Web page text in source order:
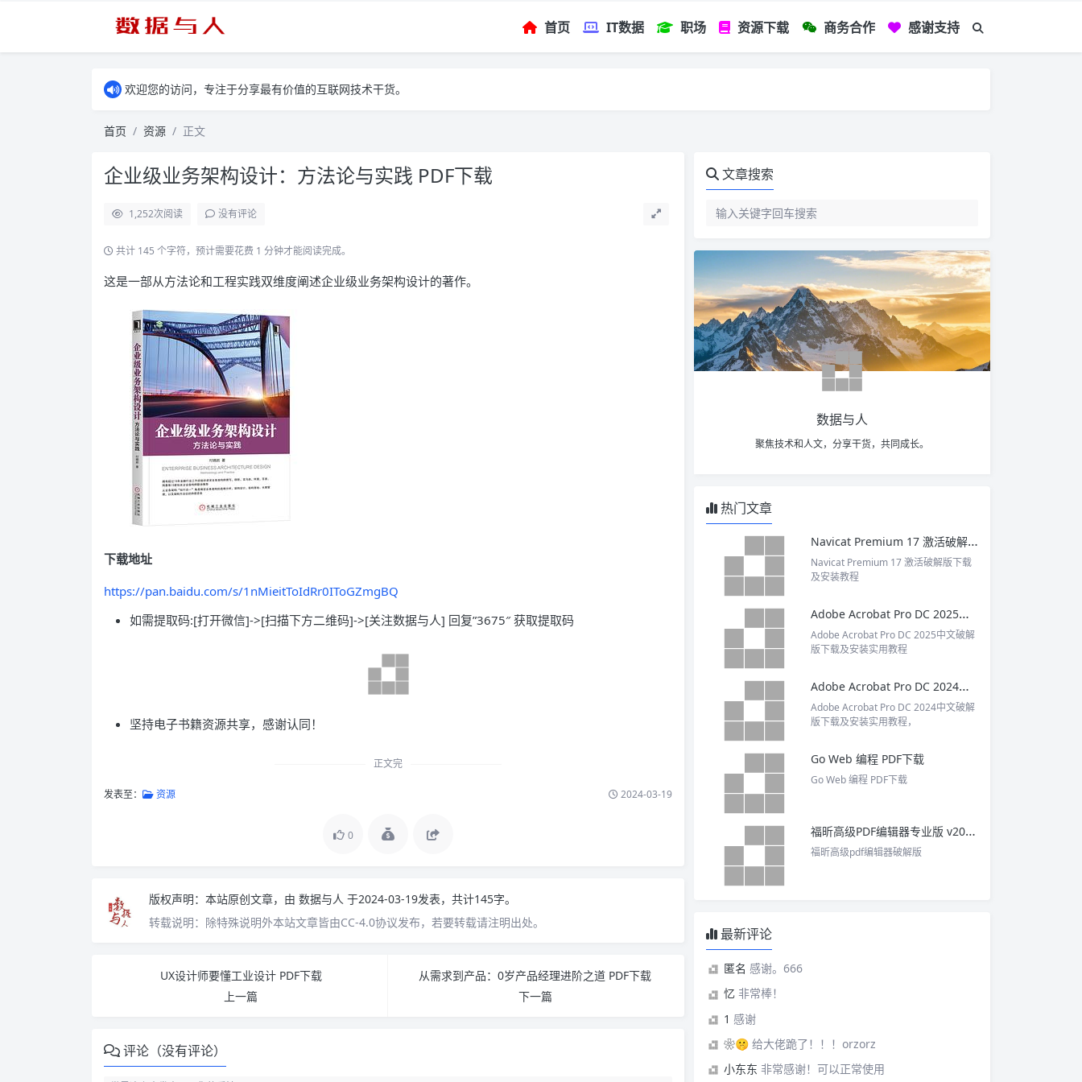
首页 IT数据 职场 资源下载 商务合作 感谢支持
欢迎您的访问，专注于分享最有价值的互联网技术干货。
首页 资源 正文
企业级业务架构设计：方法论与实践 PDF下载
1,252次阅读 没有评论
共计 145 个字符，预计需要花费 1 分钟才能阅读完成。
这是一部从方法论和工程实践双维度阐述企业级业务架构设计的著作。
下载地址
https://pan.baidu.com/s/1nMieitToIdRr0IToGZmgBQ
如需提取码:[打开微信]->[扫描下方二维码]->[关注数据与人] 回复”3675″ 获取提取码
坚持电子书籍资源共享，感谢认同！
正文完
发表至： 资源 2024-03-19
0
版权声明： 本站原创文章，由 数据与人 于2024-03-19发表，共计145字。
转载说明： 除特殊说明外本站文章皆由CC-4.0协议发布，若要转载请注明出处。
UX设计师要懂工业设计 PDF下载
上一篇
从需求到产品：0岁产品经理进阶之道 PDF下载
下一篇
评论（没有评论）
文章搜索
数据与人
聚焦技术和人文，分享干货，共同成长。
热门文章
Navicat Premium 17 激活破解版下载及安装教程
Navicat Premium 17 激活破解版下载
及安装教程
Adobe Acrobat Pro DC 2025中文破解版下载及安装实用教程
Adobe Acrobat Pro DC 2025中文破解
版下载及安装实用教程
Adobe Acrobat Pro DC 2024中文破解版下载及安装实用教程
Adobe Acrobat Pro DC 2024中文破解
版下载及安装实用教程，
Go Web 编程 PDF下载
Go Web 编程 PDF下载
福昕高级PDF编辑器专业版 v2025 中文激活版
福昕高级pdf编辑器破解版
最新评论
匿名 感谢。666
忆 非常棒！
1 感谢
❀🤫 给大佬跪了！！！orzorz
小东东 非常感谢！可以正常使用